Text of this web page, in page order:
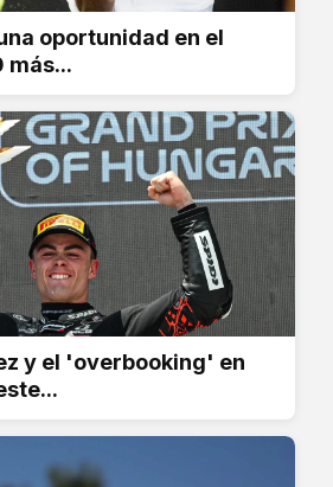
oportunidad en el
más...
y el 'overbooking' en